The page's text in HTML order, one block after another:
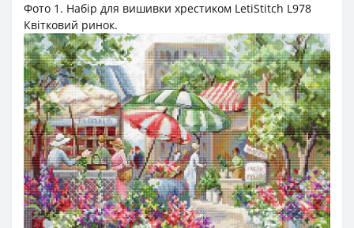
Фото 1. Набір для вишивки хрестиком LetiStitch L978
Квітковий ринок.